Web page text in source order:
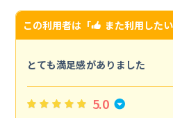
この利用者は「 また利用したい
とても満足感がありました
5.0